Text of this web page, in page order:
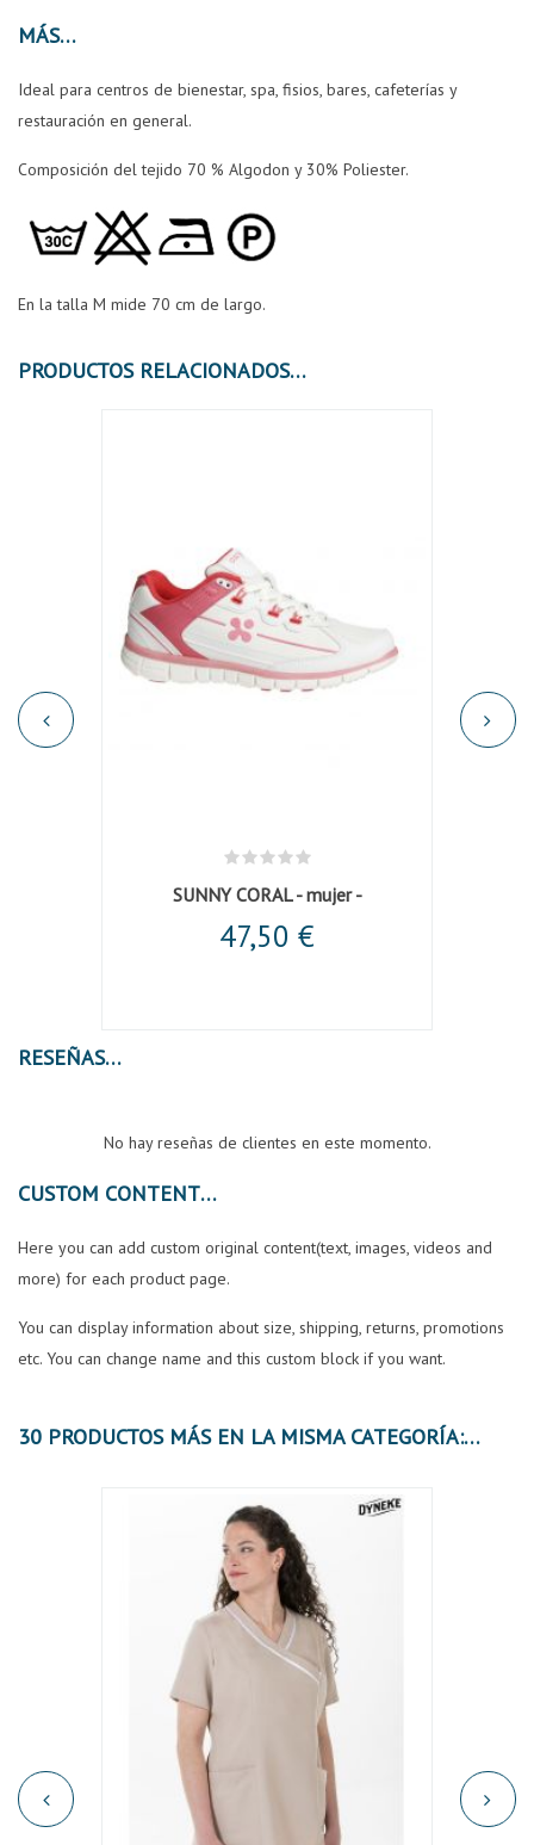
MÁS
Ideal para centros de bienestar, spa, fisios, bares, cafeterías y
restauración en general.
Composición del tejido 70 % Algodon y 30% Poliester.
En la talla M mide 70 cm de largo.
PRODUCTOS RELACIONADOS
SUNNY CORAL - mujer -
47,50 €
RESEÑAS
No hay reseñas de clientes en este momento.
CUSTOM CONTENT
Here you can add custom original content(text, images, videos and
more) for each product page.
You can display information about size, shipping, returns, promotions
etc. You can change name and this custom block if you want.
30 PRODUCTOS MÁS EN LA MISMA CATEGORÍA: